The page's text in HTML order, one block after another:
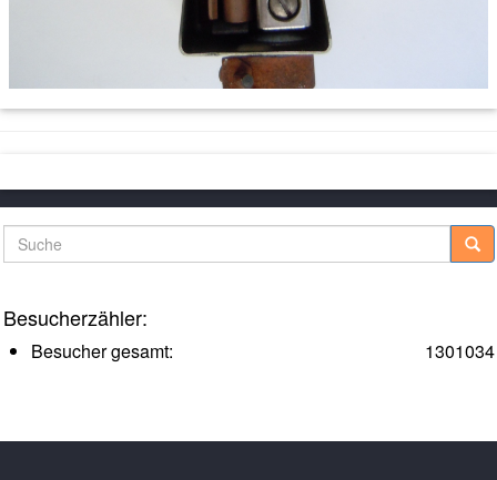
Suche
Besucherzähler:
1301034
Besucher gesamt: